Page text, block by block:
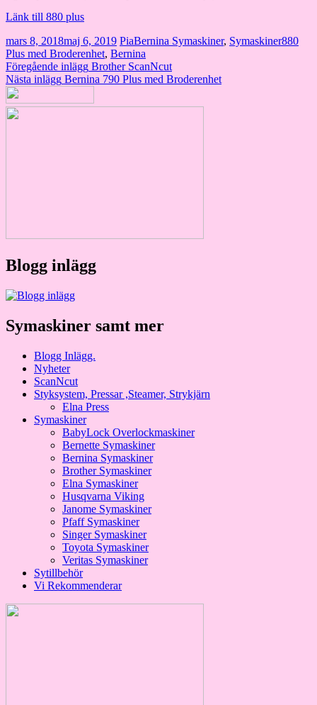
Länk till 880 plus
mars 8, 2018maj 6, 2019 PiaBernina Symaskiner, Symaskiner880
Plus med Broderenhet, Bernina
Inläggsnavigering
Föregående inlägg Brother ScanNcut
Nästa inlägg Bernina 790 Plus med Broderenhet
Blogg inlägg
Symaskiner samt mer
Blogg Inlägg.
Nyheter
ScanNcut
Styksystem, Pressar ,Steamer, Strykjärn
Elna Press
Symaskiner
BabyLock Overlockmaskiner
Bernette Symaskiner
Bernina Symaskiner
Brother Symaskiner
Elna Symaskiner
Husqvarna Viking
Janome Symaskiner
Pfaff Symaskiner
Singer Symaskiner
Toyota Symaskiner
Veritas Symaskiner
Sytillbehör
Vi Rekommenderar